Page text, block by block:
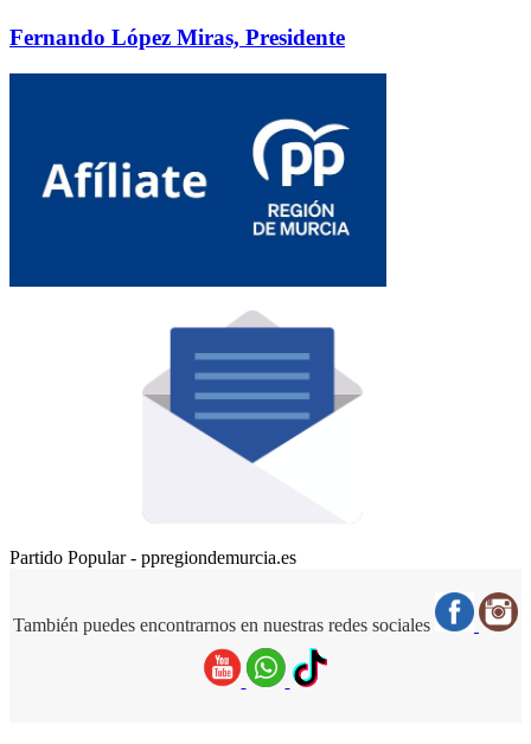
Fernando López Miras, Presidente
Partido Popular - ppregiondemurcia.es
También puedes encontrarnos en nuestras redes sociales